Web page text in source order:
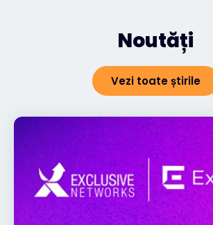
Noutăți
Vezi toate știrile